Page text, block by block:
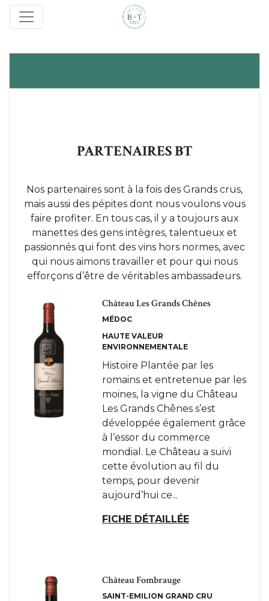
PARTENAIRES BT
Nos partenaires sont à la fois des Grands crus,
mais aussi des pépites dont nous voulons vous
faire profiter. En tous cas, il y a toujours aux
manettes des gens intègres, talentueux et
passionnés qui font des vins hors normes, avec
qui nous aimons travailler et pour qui nous
efforçons d’être de véritables ambassadeurs.
Château Les Grands Chênes
MÉDOC
HAUTE VALEUR
ENVIRONNEMENTALE
Histoire Plantée par les
romains et entretenue par les
moines, la vigne du Château
Les Grands Chênes s’est
développée également grâce
à l’essor du commerce
mondial. Le Château a suivi
cette évolution au fil du
temps, pour devenir
aujourd’hui ce...
FICHE DÉTAILLÉE
Château Fombrauge
SAINT-EMILION GRAND CRU